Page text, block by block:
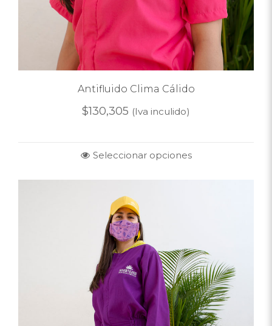
Antifluido Clima Cálido
$130,305 (Iva inculido)
Seleccionar opciones